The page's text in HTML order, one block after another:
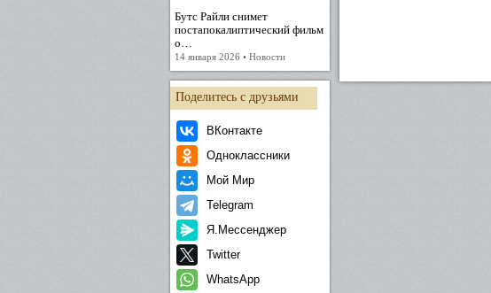
Бутс Райли снимет
постапокалиптический фильм
о…
14 января 2026 • Новости
Поделитесь с друзьями
ВКонтакте
Одноклассники
Мой Мир
Telegram
Я.Мессенджер
Twitter
WhatsApp